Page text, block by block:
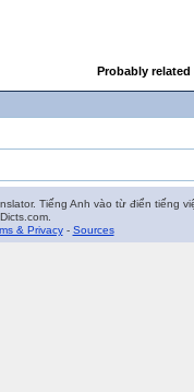
Probably
Tiếng Anh vào từ điển tiếng
& Privacy- Sources